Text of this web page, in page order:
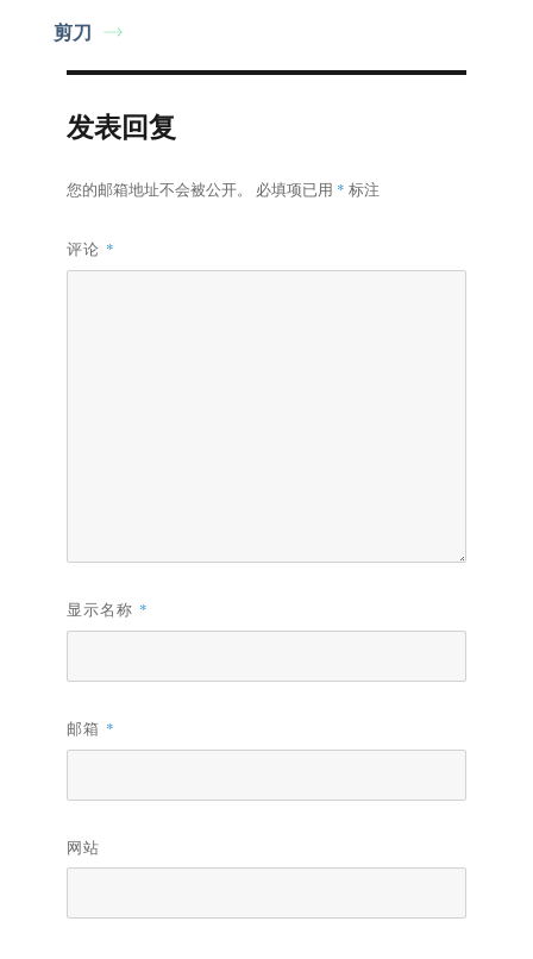
剪刀
发表回复
您的邮箱地址不会被公开。 必填项已用 * 标注
评论 *
显示名称 *
邮箱 *
网站